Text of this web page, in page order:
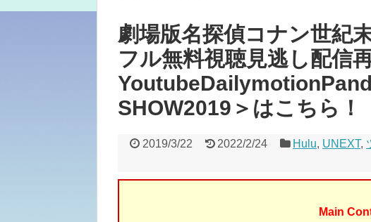
劇場版名探偵コナン世紀
フル無料視聴見逃し配信
SHOW2019＞はこちら！
2019/3/22 2022/2/24 Hulu, UNEXT,
Main